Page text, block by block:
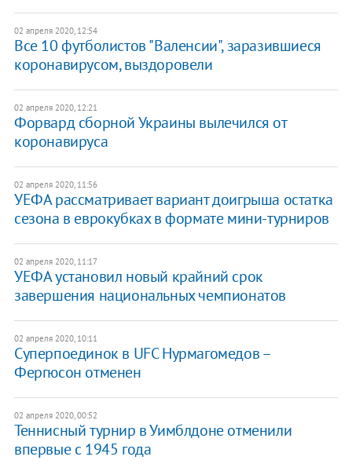
02 апреля 2020, 12:54
Все 10 футболистов "Валенсии", заразившиеся
коронавирусом, выздоровели
02 апреля 2020, 12:21
Форвард сборной Украины вылечился от
коронавируса
02 апреля 2020, 11:56
УЕФА рассматривает вариант доигрыша остатка
сезона в еврокубках в формате мини-турниров
02 апреля 2020, 11:17
УЕФА установил новый крайний срок
завершения национальных чемпионатов
02 апреля 2020, 10:11
Суперпоединок в UFC Нурмагомедов –
Фергюсон отменен
02 апреля 2020, 00:52
Теннисный турнир в Уимблдоне отменили
впервые с 1945 года